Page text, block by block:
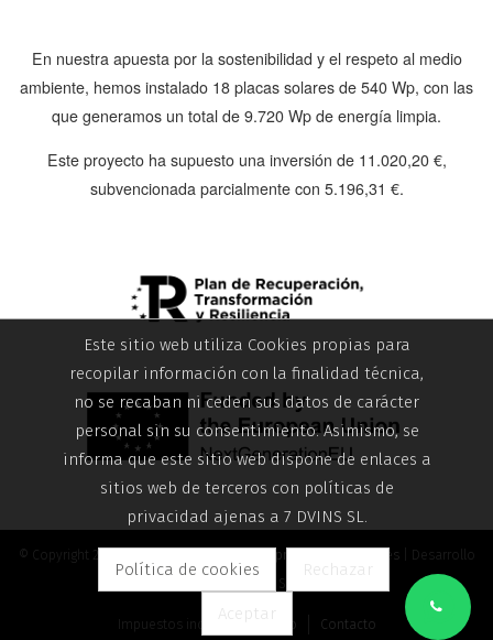
En nuestra apuesta por la sostenibilidad y el respeto al medio
ambiente, hemos instalado 18 placas solares de 540 Wp, con las
que generamos un total de 9.720 Wp de energía limpia.
Este proyecto ha supuesto una inversión de 11.020,20 €,
subvencionada parcialmente con 5.196,31 €.
© Copyright 2026 | Política de privacidad Cookies| Desarrollo
Impuestos incluidos Inicio Contacto
Este sitio web utiliza Cookies propias para
recopilar información con la finalidad técnica,
no se recaban ni ceden sus datos de carácter
personal sin su consentimiento. Asimismo, se
informa que este sitio web dispone de enlaces a
sitios web de terceros con políticas de
privacidad ajenas a 7 DVINS SL.
Política de cookies Rechazar
Aceptar